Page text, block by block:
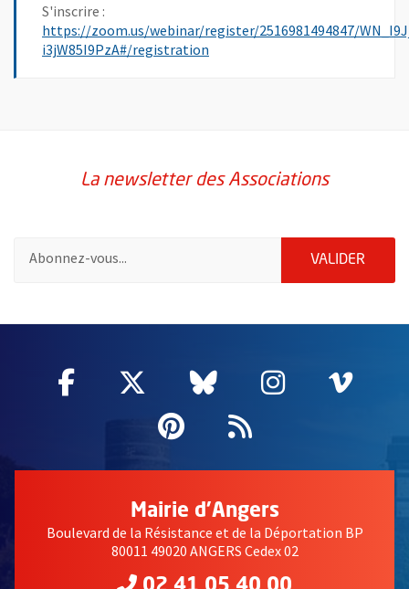
S'inscrire :
https://zoom.us/webinar/register/2516981494847/
i3jW85I9PzA#/registration
La newsletter des Associations
VALIDER
Facebook
, Ouvre une nouvelle fenêtre
Twitter
, Ouvre une nouvelle
Bluesky
, Ouvre une
Instagram
, Ouvre
,
Pinterest
, Ouvre une
Flux RSS
Mairie d'Angers
Boulevard de la Résistance et de la Déportation BP
80011 49020 ANGERS Cedex 02